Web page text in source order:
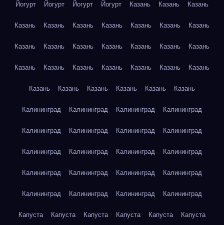
Йогурт Йогурт Йогурт Йогурт Казань Казань Казань
Казань Казань Казань Казань Казань Казань Казань
Казань Казань Казань Казань Казань Казань Казань
Казань Казань Казань Казань Казань Казань Казань
Казань Казань Казань Казань Казань Казань
Калининград Калининград Калининград Калининград
Калининград Калининград Калининград Калининград
Калининград Калининград Калининград Калининград
Калининград Калининград Калининград Калининград
Калининград Калининград Калининград Калининград
Капуста Капуста Капуста Капуста Капуста Капуста